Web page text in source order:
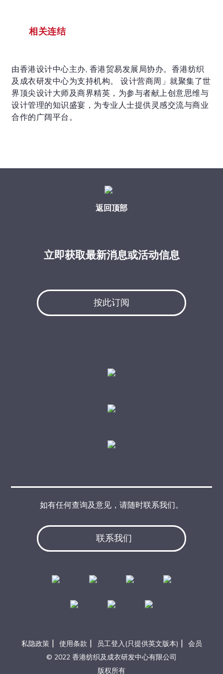
相关连结
由香港设计中心主办, 香港贸易发展局协办。香港纺织
及成衣研发中心为支持机构。 设计营商周」就聚集了世
界顶尖设计大师及商界精英，为参与者献上创意思维与
设计管理的知识盛宴，为专业人士提供灵感交流与商业
合作的广阔平台。
返回顶部
立即获取最新消息或活动信息
按此订阅
联系我们
如有任何查询及意见，请随时联系我们。
私隐政策 | 使用条款 | 员工登入(只提供英文版本) | 会员
© 2022 香港纺织及成衣研发中心有限公司
版权所有